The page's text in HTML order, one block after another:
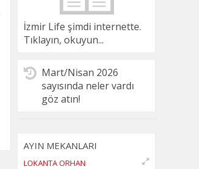
İzmir Life şimdi internette.
Tıklayın, okuyun...
Mart/Nisan 2026
sayısında neler vardı
göz atın!
AYIN MEKANLARI
LOKANTA ORHAN